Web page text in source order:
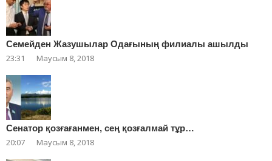
Cемейден Жазушылар Одағының филиалы ашылды
23:31 Маусым 8, 2018
Сенатор қозғағанмен, сең қозғалмай тұр…
20:07 Маусым 8, 2018